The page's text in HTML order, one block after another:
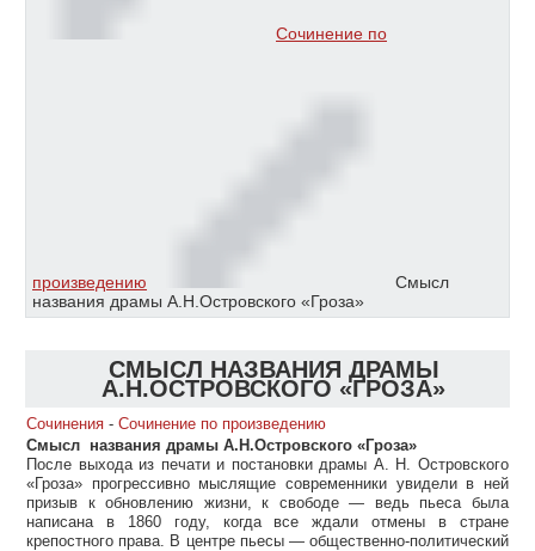
Сочинение по
произведению
Смысл
названия драмы А.Н.Островского «Гроза»
СМЫСЛ НАЗВАНИЯ ДРАМЫ
А.Н.ОСТРОВСКОГО «ГРОЗА»
Сочинения - Сочинение по произведению
Смысл названия драмы А.Н.Островского «Гроза»
После выхода из печати и постановки драмы А. Н. Островского
«Гроза» прогрессивно мыслящие современники увидели в ней
призыв к обновлению жизни, к свободе — ведь пьеса была
написана в 1860 году, когда все ждали отмены в стране
крепостного права. В центре пьесы — общественно-политический